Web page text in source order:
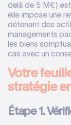
delà de 5 M€) est
elle impose une
détenant des
managements
les biens
cas avec un
Votre
stratégie
Étape 1.